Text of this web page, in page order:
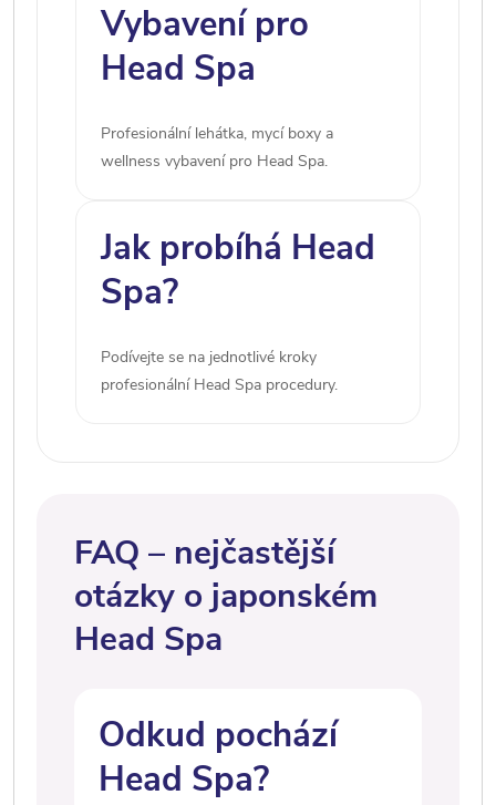
Vybavení pro
Head Spa
Profesionální lehátka, mycí boxy a
wellness vybavení pro Head Spa.
Jak probíhá Head
Spa?
Podívejte se na jednotlivé kroky
profesionální Head Spa procedury.
FAQ – nejčastější
otázky o japonském
Head Spa
Odkud pochází
Head Spa?